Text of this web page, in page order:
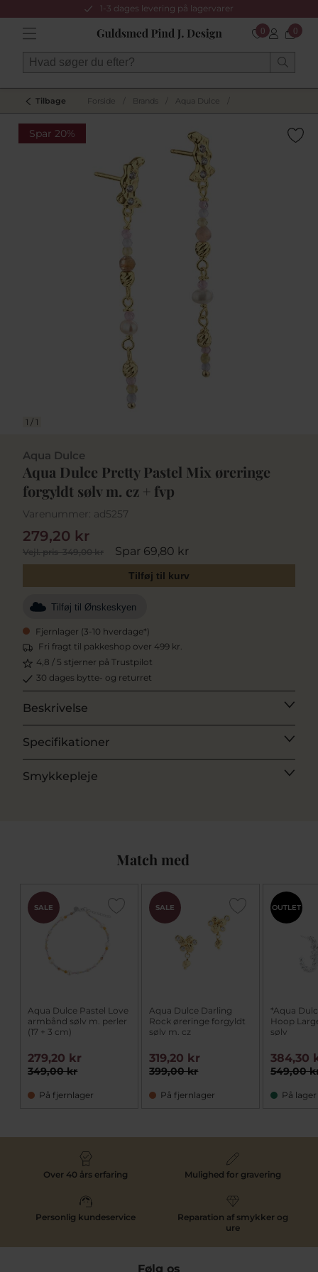
1-3 dages levering på lagervarer
0 0
Tilbage Forside Brands Aqua Dulce
Spar 20%
1 / 1
Aqua Dulce
Aqua Dulce Pretty Pastel Mix øreringe
forgyldt sølv m. cz + fvp
Varenummer: ad5257
Vejl. pris349,00 kr Spar 69,80 kr
279,20 kr
Tilføj til kurv
Tilføj til Ønskeskyen
Fjernlager (3-10 hverdage*)
Fri fragt til pakkeshop over 499 kr.
4,8 / 5 stjerner på Trustpilot
30 dages bytte- og returret
Beskrivelse
Specifikationer
Smykkepleje
Match med
SALE
Aqua Dulce Pastel Love
armbånd sølv m. perler
(17 + 3 cm)
349,00 kr
279,20 kr
På fjernlager
SALE
Aqua Dulce Darling
Rock øreringe forgyldt
sølv m. cz
399,00 kr
319,20 kr
På fjernlager
OUTLET
*Aqua
Hoop
sølv
549,00
384,30
På lager
Over 40 års erfaring Mulighed for gravering
Personlig kundeservice
Reparation af smykker og
ure
Følg os